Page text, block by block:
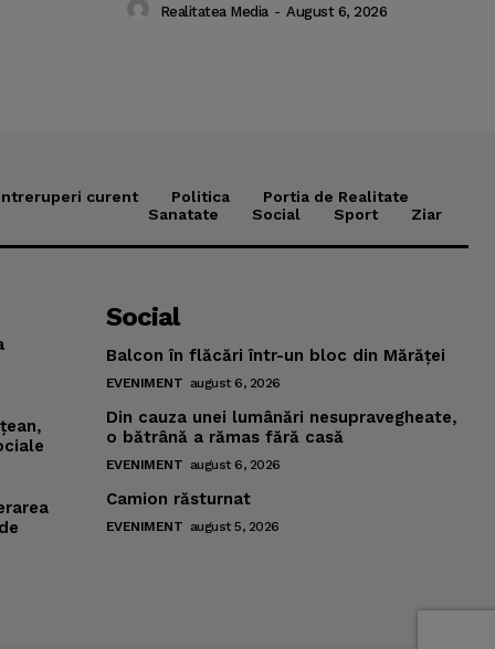
Realitatea Media - August 6, 2026
curent Politica
Portia de Realitate
Sanatate
Social Sport Ziar
Social
Balcon în flăcări într-un bloc din Mărăţei
EVENIMENT august 6, 2026
Din cauza unei lumânări nesupravegheate,
o bătrână a rămas fără casă
EVENIMENT august 6, 2026
Camion răsturnat
EVENIMENT august 5, 2026